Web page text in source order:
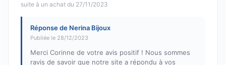
suite à un achat du 27/11/2023
Réponse de Nerina Bijoux
Publiée le 28/12/2023
Merci Corinne de votre avis positif ! Nous sommes
ravis de savoir que notre site a répondu à vos